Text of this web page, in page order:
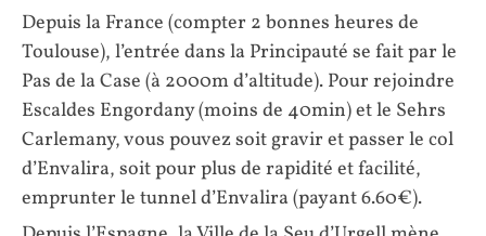
Depuis la France (compter 2 bonnes heures de
Toulouse), l’entrée dans la Principauté se fait par le
Pas de la Case (à 2000m d’altitude). Pour rejoindre
Escaldes Engordany (moins de 40min) et le Sehrs
Carlemany, vous pouvez soit gravir et passer le col
d’Envalira, soit pour plus de rapidité et facilité,
emprunter le tunnel d’Envalira (payant 6.60€).